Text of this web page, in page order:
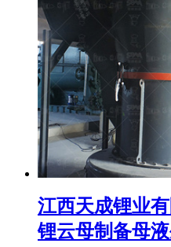
江西天成锂业
锂云母制备母